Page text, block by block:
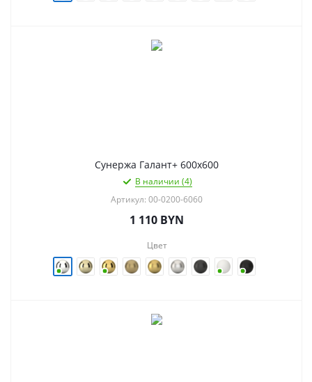
Сунержа Галант+ 600х600
В наличии (4)
Артикул: 00-0200-6060
1 110 BYN
Цвет